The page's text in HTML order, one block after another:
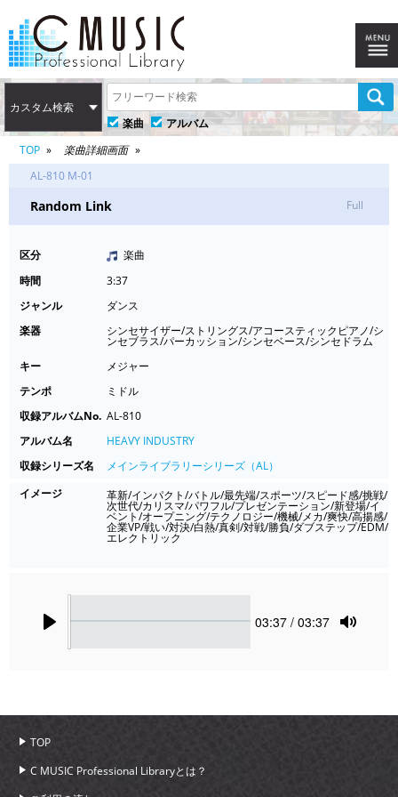
カスタム検索
楽曲
アルバム
TOP
楽曲詳細画面
AL-810 M-01
Random Link Full
区分
楽曲
時間
3:37
ジャンル
ダンス
楽器
シンセサイザー/ストリングス/アコースティックピアノ/シ
ンセブラス/パーカッション/シンセベース/シンセドラム
キー
メジャー
テンポ
ミドル
収録アルバムNo. AL-810
アルバム名
HEAVY INDUSTRY
収録シリーズ名
メインライブラリーシリーズ（AL）
イメージ
革新/インパクト/バトル/最先端/スポーツ/スピード感/挑戦/
次世代/カリスマ/パワフル/プレゼンテーション/新登場/イ
ベント/オープニング/テクノロジー/機械/メカ/爽快/高揚感/
企業VP/戦い/対決/白熱/真剣/対戦/勝負/ダブステップ/EDM/
エレクトリック
Current
03:37 / 03:37
TOP
C MUSIC Professional Libraryとは？